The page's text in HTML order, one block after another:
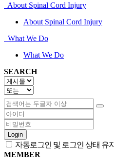
About Spinal Cord Injury
About Spinal Cord Injury
What We Do
What We Do
SEARCH
Login
자동로그인 및 로그인 상태 유지
MEMBER